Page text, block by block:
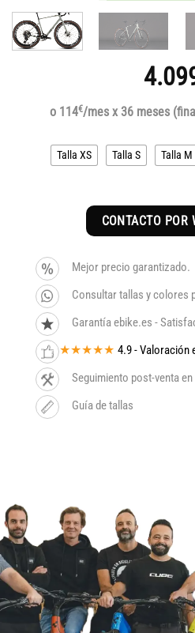
o 114€/mes x 36 meses
Talla XS Talla S Talla M
CONTACTO POR
Mejor precio garantizado.
Consultar tallas y colores
Garantía ebike.es -
★★★★★ 4.9 - Valoración
Seguimiento post-venta
Guía de tallas